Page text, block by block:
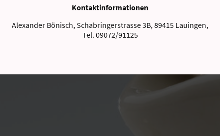
Kontaktinformationen
Alexander Bönisch, Schabringerstrasse 3B, 89415 Lauingen,
Tel. 09072/91125